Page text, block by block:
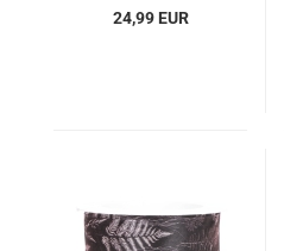
24,99 EUR